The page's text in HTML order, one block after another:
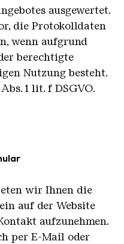
ausgewertet.
die Protokolldaten
wenn aufgrund
berechtigte
Nutzung besteht.
1 lit. f DSGVO.
wir Ihnen die
auf der Website
aufzunehmen.
per E-Mail oder